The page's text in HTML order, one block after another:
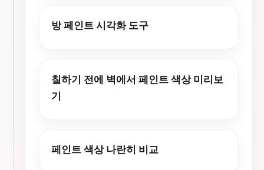
방 페인트 시각화 도구
칠하기 전에 벽에서 페인트 색상 미리보
기
페인트 색상 나란히 비교